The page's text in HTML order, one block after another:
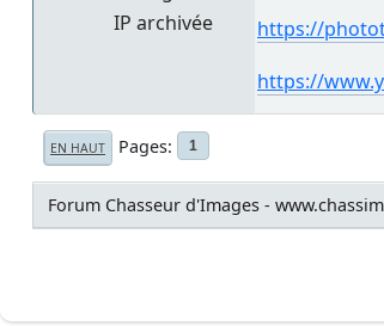
IP archivée
https://
https://
EN HAUT Pages 1
Forum Chasseur d'Images -